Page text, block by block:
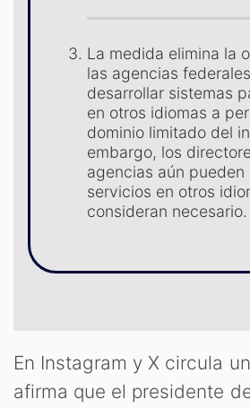
La medida elimina la
las agencias
desarrollar sistemas
en otros idiomas a
dominio limitado del
embargo, los
agencias aún pueden
servicios en otros
consideran necesario.
En Instagram y X circula
afirma que el presidente